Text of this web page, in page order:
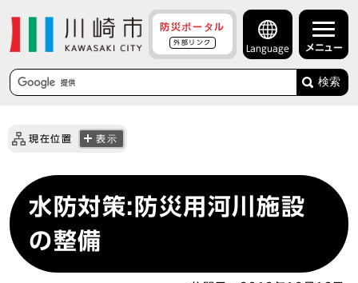
防災ポータル
外部リンク
Language メニュー
検索
現在位置 表示
水防対策:防災用河川施設
の整備